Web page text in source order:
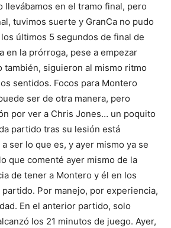
llevábamos en el tramo final, pero
tuvimos suerte y GranCa no pudo
últimos 5 segundos de final de
en la prórroga, pese a empezar
también, siguieron al mismo ritmo
sentidos. Focos para Montero
ser de otra manera, pero
por ver a Chris Jones… un poquito
partido tras su lesión está
ser lo que es, y ayer mismo ya se
que comenté ayer mismo de la
de tener a Montero y él en los
Por manejo, por experiencia,
En el anterior partido, solo
los 21 minutos de juego. Ayer,